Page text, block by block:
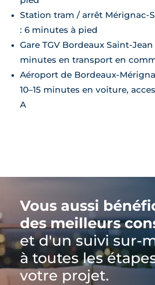
Station tram / arrêt
: 6 minutes à pied
Gare TGV Bordeaux
minutes en transport en
Aéroport de
10–15 minutes en voiture,
A
Vous aussi
des meilleurs
et d'un suivi sur-
à toutes les
votre projet.